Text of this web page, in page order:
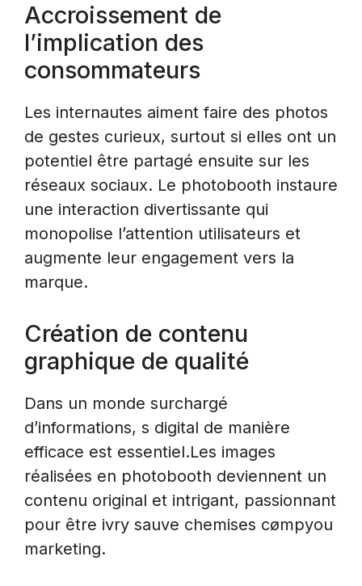
Accroissement de
l’implication des
consommateurs
Les internautes aiment faire des photos
de gestes curieux, surtout si elles ont un
potentiel être partagé ensuite sur les
réseaux sociaux. Le photobooth instaure
une interaction divertissante qui
monopolise l’attention utilisateurs et
augmente leur engagement vers la
marque.
Création de contenu
graphique de qualité
Dans un monde surchargé
d’informations, s digital de manière
efficace est essentiel.Les images
réalisées en photobooth deviennent un
contenu original et intrigant, passionnant
pour être ivry sauve chemises cømpyou
marketing.